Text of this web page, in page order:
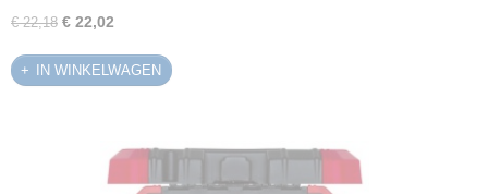
€ 22,18 € 22,02
IN WINKELWAGEN